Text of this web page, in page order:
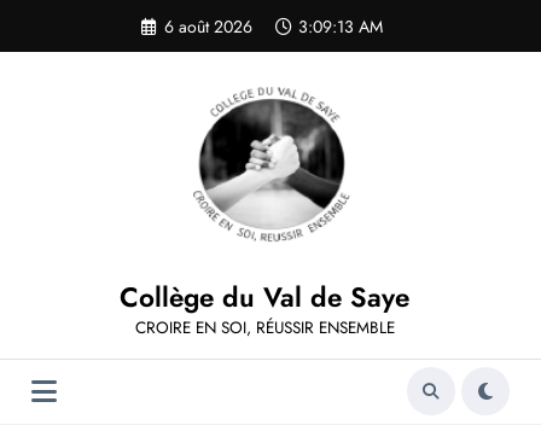
contenu
6 août 2026 3:09:14 AM
Collège du Val de Saye
CROIRE EN SOI, RÉUSSIR ENSEMBLE